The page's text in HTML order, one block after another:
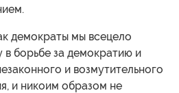
демократы мы всецело
борьбе за демократию и
и возмутительного
и никоим образом не